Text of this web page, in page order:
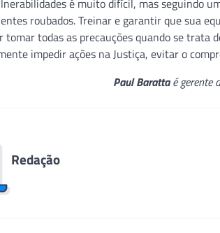
é muito difícil, mas seguindo
roubados. Treinar e garantir que sua
tomar todas as precauções quando se
impedir ações na Justiça, evitar o
Paul Barattaé gerente
Redação